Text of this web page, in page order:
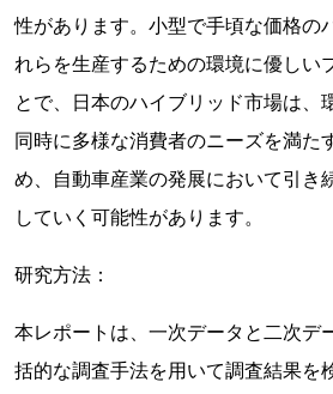
性があります。小型で手頃な価格の
れらを生産するための環境に優しい
とで、日本のハイブリッド市場は、
同時に多様な消費者のニーズを満た
め、自動車産業の発展において引き
していく可能性があります。
研究方法：
本レポートは、一次データと二次デ
括的な調査手法を用いて調査結果を